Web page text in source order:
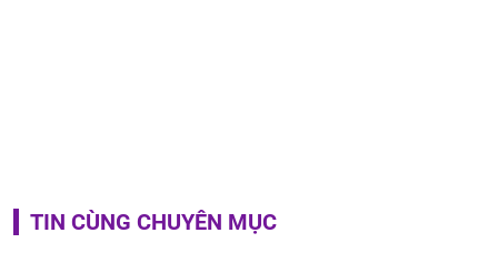
TIN CÙNG CHUYÊN MỤC